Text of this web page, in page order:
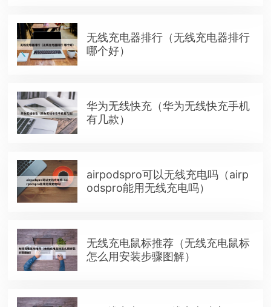
无线充电器排行（无线充电器排行
哪个好）
华为无线快充（华为无线快充手机
有几款）
airpodspro可以无线充电吗（airp
odspro能用无线充电吗）
无线充电鼠标推荐（无线充电鼠标
怎么用安装步骤图解）